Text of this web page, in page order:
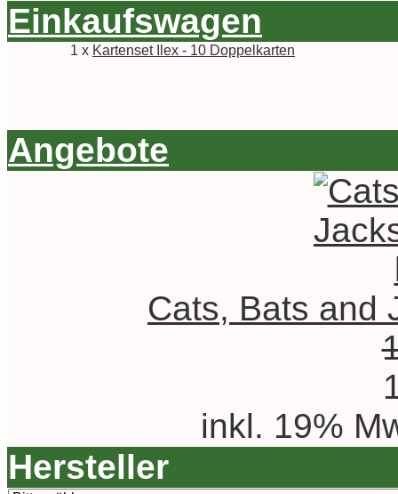
Einkaufswagen
1 x Kartenset Ilex - 10 Doppelkarten
Angebote
Cats, Bats and
inkl. 19%
Hersteller